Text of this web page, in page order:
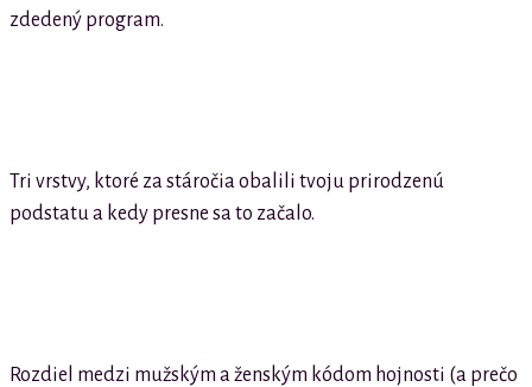
zdedený program.
Tri vrstvy, ktoré za stáročia obalili tvoju prirodzenú
podstatu a kedy presne sa to začalo.
Rozdiel medzi mužským a ženským kódom hojnosti (a prečo